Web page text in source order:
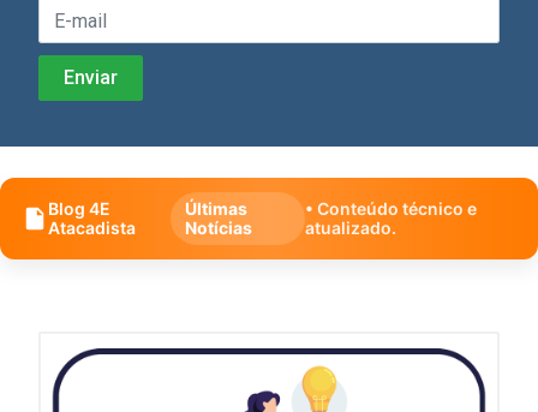
Blog 4E
Atacadista
Últimas
Notícias
• Conteúdo técnico e
atualizado.